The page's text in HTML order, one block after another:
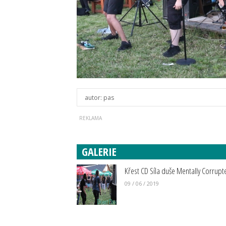
autor: pas
GALERIE
Křest CD Síla duše Mentally
09 / 06 / 2019